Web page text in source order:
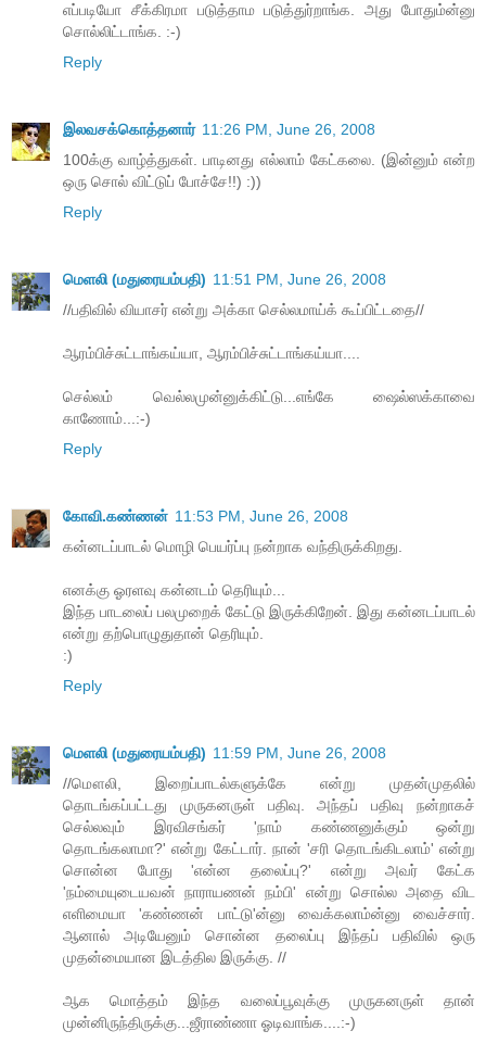
எப்படியோ சீக்கிரமா படுத்தாம படுத்துர்றாங்க. அது போதும்ன்னு
சொல்லிட்டாங்க. :-)
Reply
இலவசக்கொத்தனார் 11:26 PM, June 26, 2008
100க்கு வாழ்த்துகள். பாடினது எல்லாம் கேட்கலை. (இன்னும் என்ற
ஒரு சொல் விட்டுப் போச்சே!!) :))
Reply
மெளலி (மதுரையம்பதி) 11:51 PM, June 26, 2008
//பதிவில் வியாசர் என்று அக்கா செல்லமாய்க் கூப்பிட்டதை//
ஆரம்பிச்சுட்டாங்கய்யா, ஆரம்பிச்சுட்டாங்கய்யா....
செல்லம் வெல்லமுன்னுக்கிட்டு...எங்கே ஷைல்ஸக்காவை
காணோம்...:-)
Reply
கோவி.கண்ணன் 11:53 PM, June 26, 2008
கன்னடப்பாடல் மொழி பெயர்ப்பு நன்றாக வந்திருக்கிறது.
எனக்கு ஓரளவு கன்னடம் தெரியும்...
இந்த பாடலைப் பலமுறைக் கேட்டு இருக்கிறேன். இது கன்னடப்பாடல்
என்று தற்பொழுதுதான் தெரியும்.
:)
Reply
மெளலி (மதுரையம்பதி) 11:59 PM, June 26, 2008
//மௌலி, இறைப்பாடல்களுக்கே என்று முதன்முதலில்
தொடங்கப்பட்டது முருகனருள் பதிவு. அந்தப் பதிவு நன்றாகச்
செல்லவும் இரவிசங்கர் 'நாம் கண்ணனுக்கும் ஒன்று
தொடங்கலாமா?' என்று கேட்டார். நான் 'சரி தொடங்கிடலாம்' என்று
சொன்ன போது 'என்ன தலைப்பு?' என்று அவர் கேட்க
'நம்மையுடையவன் நாராயணன் நம்பி' என்று சொல்ல அதை விட
எளிமையா 'கண்ணன் பாட்டு'ன்னு வைக்கலாம்ன்னு வைச்சார்.
ஆனால் அடியேனும் சொன்ன தலைப்பு இந்தப் பதிவில் ஒரு
முதன்மையான இடத்தில இருக்கு. //
ஆக மொத்தம் இந்த வலைப்பூவுக்கு முருகனருள் தான்
முன்னிருந்திருக்கு...ஜீராண்ணா ஓடிவாங்க....:-)